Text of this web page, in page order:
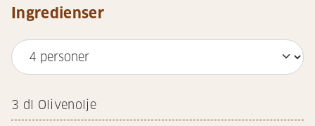
Ingredienser
3 dl Olivenolje